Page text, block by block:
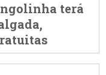
terá